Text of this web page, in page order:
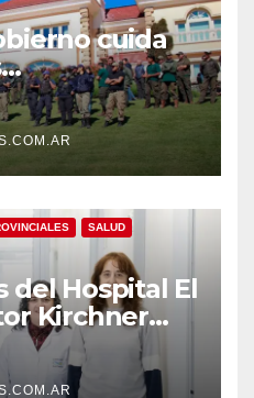
cuida
que el
los
SALUD
del Hospital El
Kirchner